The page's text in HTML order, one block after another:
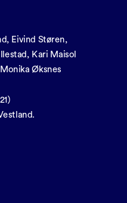
Eivind Støren,
Kari Maisol
Øksnes